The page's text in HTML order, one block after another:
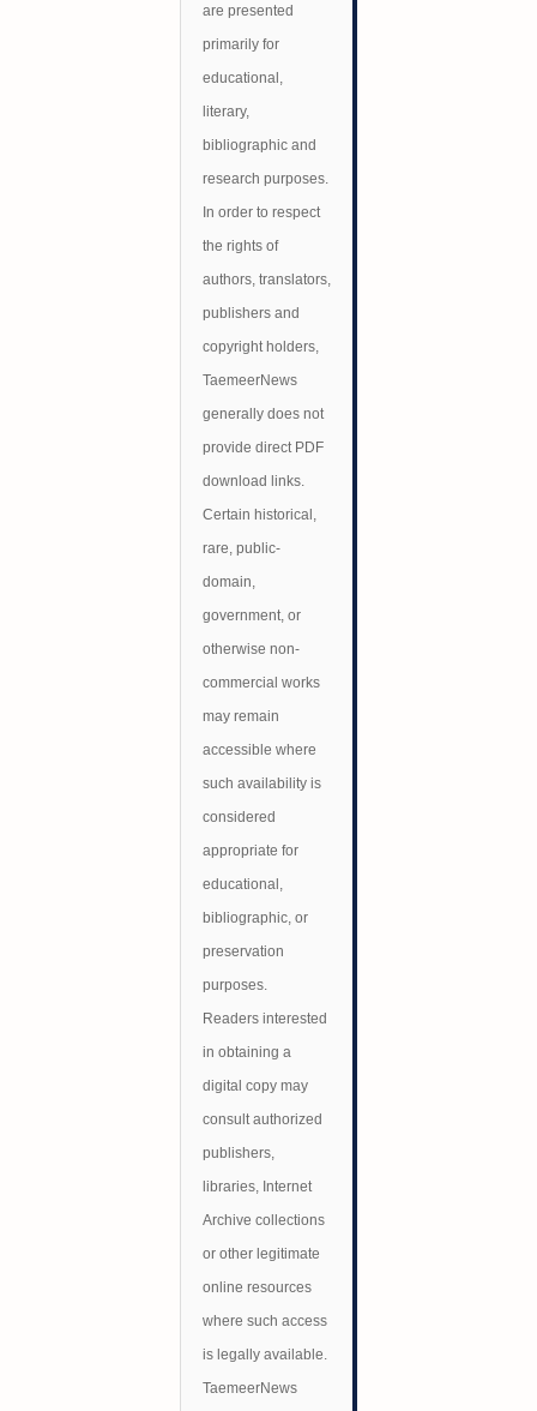
are presented
primarily for
educational,
literary,
bibliographic and
research purposes.
In order to respect
the rights of
authors, translators,
publishers and
copyright holders,
TaemeerNews
generally does not
provide direct PDF
download links.
Certain historical,
rare, public-
domain,
government, or
otherwise non-
commercial works
may remain
accessible where
such availability is
considered
appropriate for
educational,
bibliographic, or
preservation
purposes.
Readers interested
in obtaining a
digital copy may
consult authorized
publishers,
libraries, Internet
Archive collections
or other legitimate
online resources
where such access
is legally available.
TaemeerNews